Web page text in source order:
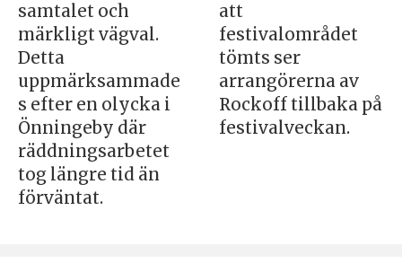
samtalet och
märkligt vägval.
Detta
uppmärksammade
s efter en olycka i
Önningeby där
räddningsarbetet
tog längre tid än
förväntat.
att
festivalområdet
tömts ser
arrangörerna av
Rockoff tillbaka på
festivalveckan.